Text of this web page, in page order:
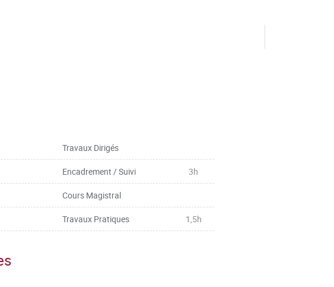
Travaux Dirigés
Encadrement / Suivi 3h
Cours Magistral
Travaux Pratiques 1,5h